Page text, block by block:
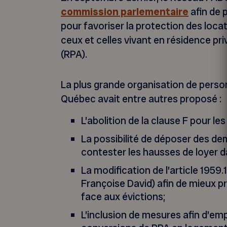
commission parlementaire afin de
pour favoriser la protection des
ceux et celles vivant en résidence
(RPA).
La plus grande organisation de
Québec avait entre autres proposé :
L’abolition de la clause F pour les
La possibilité de déposer des
contester les hausses de loyer
La modification de l’article
Françoise David) afin de mieux
face aux évictions;
L’inclusion de mesures afin